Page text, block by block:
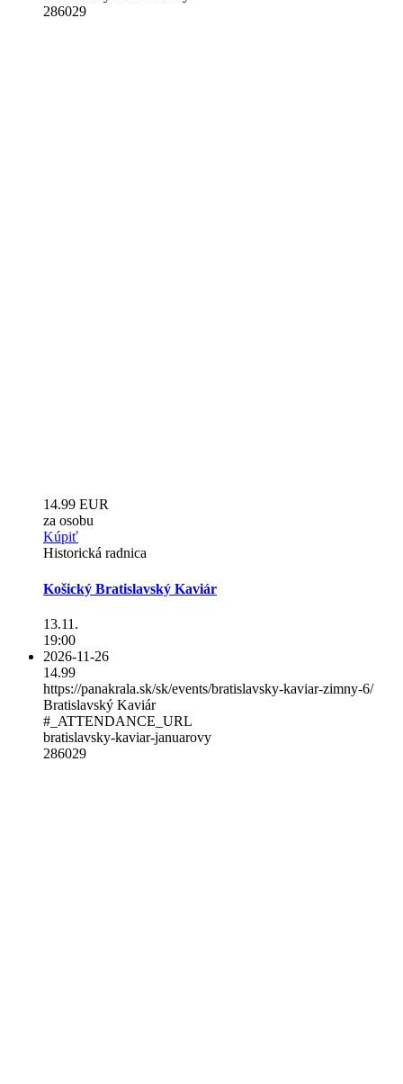
286029
14.99 EUR
za osobu
Kúpiť
Historická radnica
Košický Bratislavský Kaviár
13.11.
19:00
2026-11-26
14.99
https://panakrala.sk/sk/events/bratislavsky-kaviar-zimny-6/
Bratislavský Kaviár
#_ATTENDANCE_URL
bratislavsky-kaviar-januarovy
286029